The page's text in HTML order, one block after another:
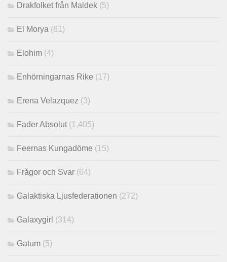
Drakfolket från Maldek (5)
El Morya (61)
Elohim (4)
Enhörningarnas Rike (17)
Erena Velazquez (3)
Fader Absolut (1,405)
Feernas Kungadöme (15)
Frågor och Svar (64)
Galaktiska Ljusfederationen (272)
Galaxygirl (314)
Gatum (5)